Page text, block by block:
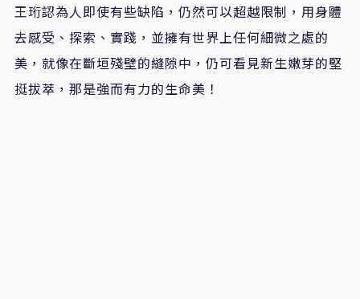
王珩認為人即使有些缺陷，仍然可以超越限制，用身體
去感受、探索、實踐，並擁有世界上任何細微之處的
美，就像在斷垣殘壁的縫隙中，仍可看見新生嫩芽的堅
挺拔萃，那是強而有力的生命美！